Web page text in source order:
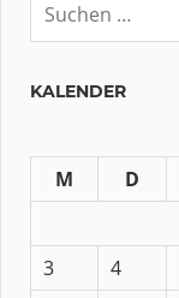
KALENDER
M
D
3
4